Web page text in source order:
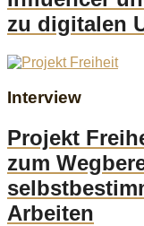
zu digitalen
Interview
Projekt
zum
Arbeiten